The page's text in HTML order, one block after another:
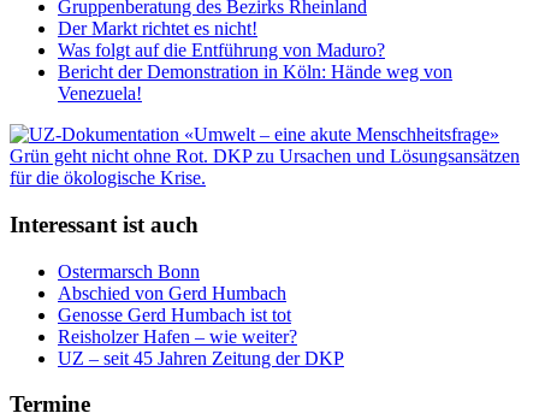
Gruppenberatung des Bezirks Rheinland
Der Markt richtet es nicht!
Was folgt auf die Entführung von Maduro?
Bericht der Demonstration in Köln: Hände weg von
Venezuela!
Interessant ist auch
Ostermarsch Bonn
Abschied von Gerd Humbach
Genosse Gerd Humbach ist tot
Reisholzer Hafen – wie weiter?
UZ – seit 45 Jahren Zeitung der DKP
Termine